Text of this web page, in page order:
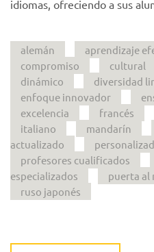
idiomas, ofreciendo a sus
alemán aprendizaje
compromiso
cultural
dinámico
diversidad
enfoque innovador
excelencia
francés
italiano
mandarín
actualizado
profesores cualificados
especializados
puerta al
ruso japonés